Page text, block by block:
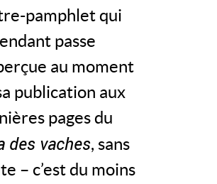
pamphlet qui
passe
au moment
publication aux
pages du
des vaches, sans
– c’est du moins